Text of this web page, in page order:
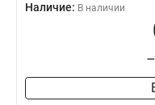
Наличие: В наличии
–